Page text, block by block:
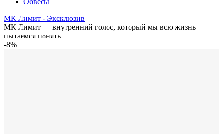
Обвесы
МК Лимит - Эксклюзив
МК Лимит — внутренний голос, который мы всю жизнь
пытаемся понять.
-8%